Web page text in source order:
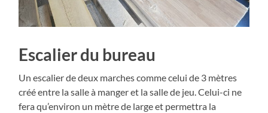
Escalier du bureau
Un escalier de deux marches comme celui de 3 mètres
créé entre la salle à manger et la salle de jeu. Celui-ci ne
fera qu’environ un mètre de large et permettra la